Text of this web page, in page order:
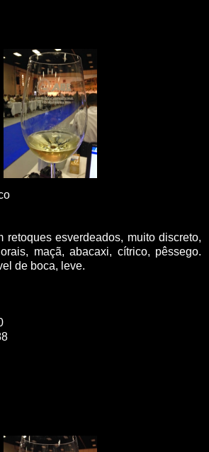
retoques esverdeados, muito discreto,
maçã, abacaxi, cítrico, pêssego.
de boca, leve.